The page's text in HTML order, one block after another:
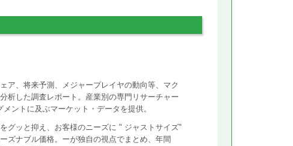
ア、将来予測、メジャープレイヤの動向等、マク
析した調査レポート。産業別の専門リサーチャー
ントに及ぶマーケット・データを提供。
グッと抑え、お客様のニーズに " ジャストサイズ"
ズナブル価格。ーが独自の視点でまとめ、年間